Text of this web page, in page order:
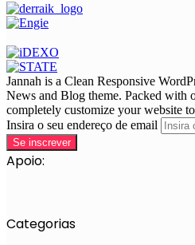
Jannah is a Clean Responsive
News and Blog theme. Packed with
completely customize your website
Insira o seu endereço de email
Apoio:
Categorias